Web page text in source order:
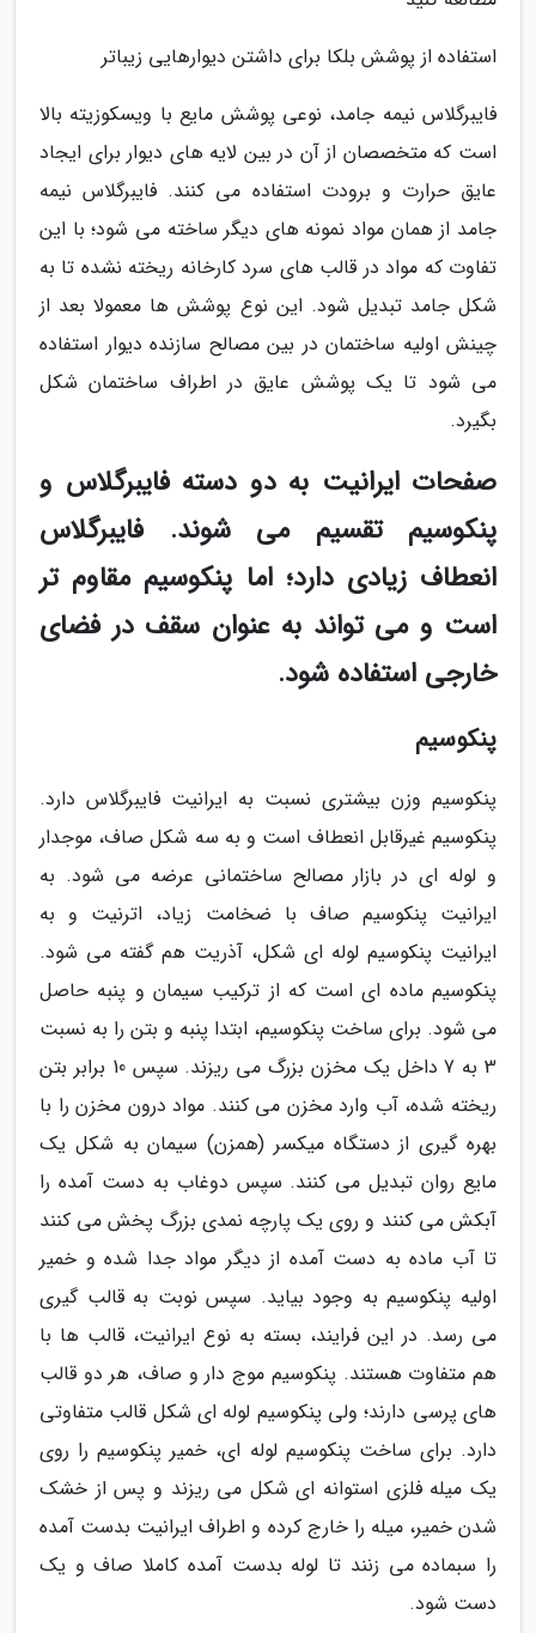
استفاده از پوشش بلکا برای داشتن دیوارهایی زیباتر
فایبرگلاس نیمه جامد، نوعی پوشش مایع با ویسکوزیته بالا
است که متخصصان از آن در بین لایه های دیوار برای ایجاد
عایق حرارت و برودت استفاده می کنند. فایبرگلاس نیمه
جامد از همان مواد نمونه های دیگر ساخته می شود؛ با این
تفاوت که مواد در قالب های سرد کارخانه ریخته نشده تا به
شکل جامد تبدیل شود. این نوع پوشش ها معمولا بعد از
چینش اولیه ساختمان در بین مصالح سازنده دیوار استفاده
می شود تا یک پوشش عایق در اطراف ساختمان شکل
بگیرد.
صفحات ایرانیت به دو دسته فایبرگلاس و
پنکوسیم تقسیم می شوند. فایبرگلاس
انعطاف زیادی دارد؛ اما پنکوسیم مقاوم تر
است و می تواند به عنوان سقف در فضای
خارجی استفاده شود.
پنکوسیم
پنکوسیم وزن بیشتری نسبت به ایرانیت فایبرگلاس دارد.
پنکوسیم غیرقابل انعطاف است و به سه شکل صاف، موجدار
و لوله ای در بازار مصالح ساختمانی عرضه می شود. به
ایرانیت پنکوسیم صاف با ضخامت زیاد، اترنیت و به
ایرانیت پنکوسیم لوله ای شکل، آذریت هم گفته می شود.
پنکوسیم ماده ای است که از ترکیب سیمان و پنبه حاصل
می شود. برای ساخت پنکوسیم، ابتدا پنبه و بتن را به نسبت
3 به 7 داخل یک مخزن بزرگ می ریزند. سپس 10 برابر بتن
ریخته شده، آب وارد مخزن می کنند. مواد درون مخزن را با
بهره گیری از دستگاه میکسر (همزن) سیمان به شکل یک
مایع روان تبدیل می کنند. سپس دوغاب به دست آمده را
آبکش می کنند و روی یک پارچه نمدی بزرگ پخش می کنند
تا آب ماده به دست آمده از دیگر مواد جدا شده و خمیر
اولیه پنکوسیم به وجود بیاید. سپس نوبت به قالب گیری
می رسد. در این فرایند، بسته به نوع ایرانیت، قالب ها با
هم متفاوت هستند. پنکوسیم موج دار و صاف، هر دو قالب
های پرسی دارند؛ ولی پنکوسیم لوله ای شکل قالب متفاوتی
دارد. برای ساخت پنکوسیم لوله ای، خمیر پنکوسیم را روی
یک میله فلزی استوانه ای شکل می ریزند و پس از خشک
شدن خمیر، میله را خارج کرده و اطراف ایرانیت بدست آمده
را سبماده می زنند تا لوله بدست آمده کاملا صاف و یک
دست شود.